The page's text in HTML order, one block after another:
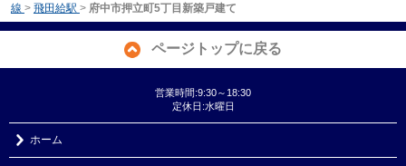
線 > 飛田給駅 > 府中市押立町5丁目新築戸建て
ページトップに戻る
営業時間:9:30～18:30
定休日:水曜日
ホーム